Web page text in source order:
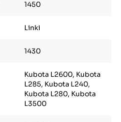
1450
Linki
1430
Kubota L2600, Kubota
L285, Kubota L240,
Kubota L280, Kubota
L3500